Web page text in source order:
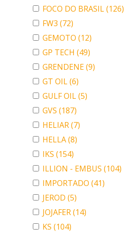
FOCO DO BRASIL(126)
FW3 (72)
GEMOTO (12)
GP TECH (49)
GRENDENE(9)
GT OIL(6)
GULF OIL(5)
GVS (187)
HELIAR(7)
HELLA(8)
IKS (154)
ILLION - EMBUS (104)
IMPORTADO (41)
JEROD (5)
JOJAFER(14)
KS (104)